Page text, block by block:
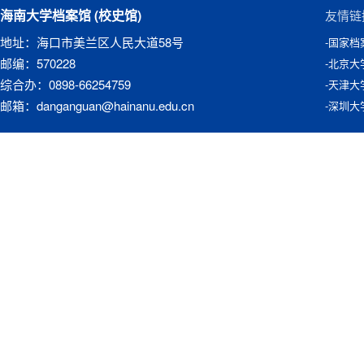
海南大学档案馆 (校史馆)
地址：海口市美兰区人民大道58号
邮编：570228
综合办：0898-66254759
邮箱：danganguan@hainanu.edu.cn
友情
-国家档
-北京大
-天津大
-深圳大